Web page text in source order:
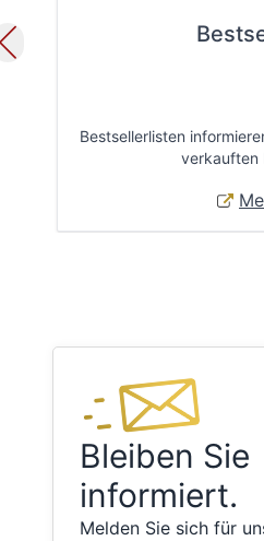
Bestsellerlisten
verkauften
Bleiben Sie
informiert.
Melden Sie sich für